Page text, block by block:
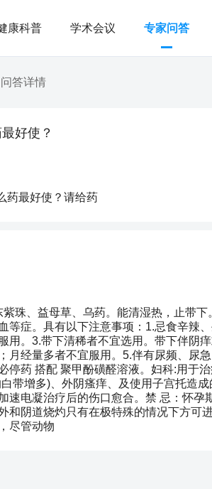
康科普 学术会议 专家问答
问答详情
好使？
药最好使？请给药
珠、益母草、乌药。能清湿热，止带
等症。具有以下注意事项：1.忌食辛辣
用。3.带下清稀者不宜选用。带下伴阴
月经量多者不宜服用。5.伴有尿频、尿
停药 搭配 聚甲酚磺醛溶液。妇科:用于
带增多)、外阴瘙痒、及使用子宫托造
速电凝治疗后的伤口愈合。禁 忌：怀孕
和阴道烧灼只有在极特殊的情况下方可
尽管动物